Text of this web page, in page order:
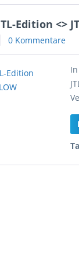
Edition <>
0 Kommentare